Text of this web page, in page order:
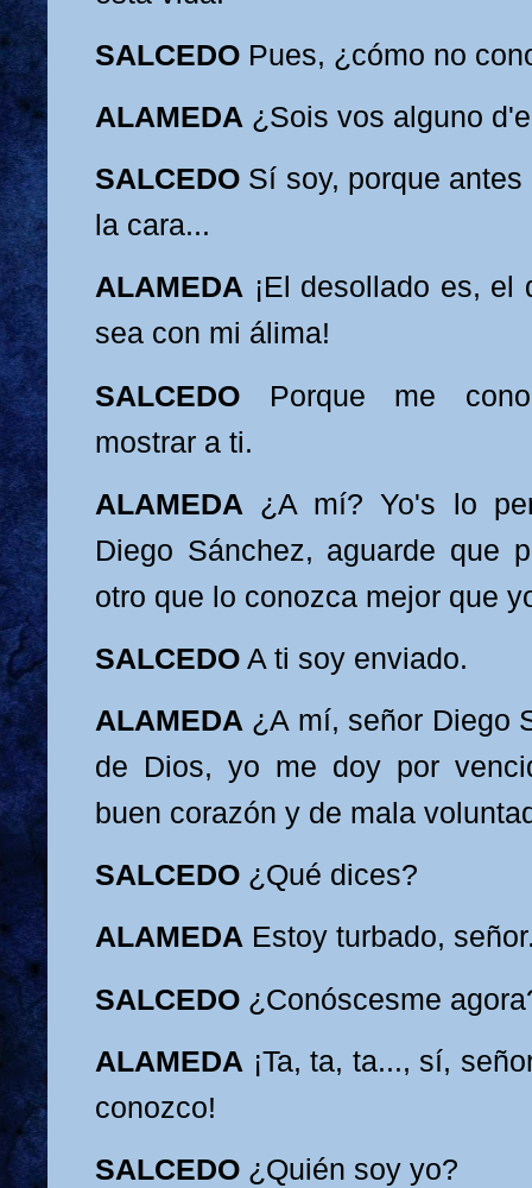
SALCEDO Pues, ¿cómo no
ALAMEDA ¿Sois vos alguno
SALCEDO Sí soy, porque
la cara...
ALAMEDA ¡El desollado es, el
sea con mi álima!
SALCEDO
Porque me
mostrar a ti.
ALAMEDA ¿A mí? Yo's lo
Diego Sánchez, aguarde que
otro que lo conozca mejor que
SALCEDO A ti soy enviado.
ALAMEDA ¿A mí, señor Diego
de Dios, yo me doy por
buen corazón y de mala
SALCEDO ¿Qué dices?
ALAMEDA Estoy turbado,
SALCEDO ¿ Conóscesme
ALAMEDA ¡Ta, ta, ta..., sí,
conozco!
SALCEDO ¿Quién soy yo?